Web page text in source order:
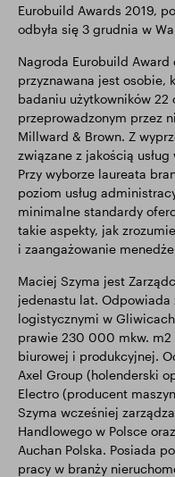
Eurobuild Awards 2019,
odbyła się 3 grudnia w
Nagroda Eurobuild Award
przyznawana jest osobie,
badaniu użytkowników
przeprowadzonym przez
Millward & Brown. Z
związane z jakością
Przy wyborze laureata
poziom usług
minimalne standardy
takie aspekty, jak
i zaangażowanie
Maciej Szyma jest
jedenastu lat. Odpowiada
logistycznymi w
prawie 230 000 mkw. m2
biurowej i produkcyjnej.
Axel Group (holenderski
Electro (producent
Szyma wcześniej
Handlowego w Polsce
Auchan Polska. Posiada
pracy w branży